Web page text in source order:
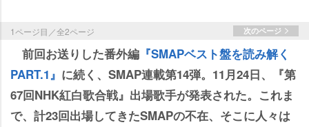
1ページ目／全2ページ 次のページ
前回お送りした番外編 『SMAPベスト盤を読み解く
PART.1』 に続く、SMAP連載第14弾。11月24日、『第
67回NHK紅白歌合戦』出場歌手が発表された。これま
で、計23回出場してきたSMAPの不在、そこに人々は